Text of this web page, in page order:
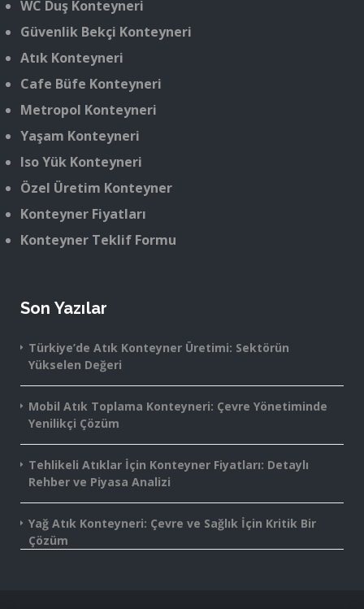
WC Duş Konteyneri
Güvenlik Bekçi Konteyneri
Atık Konteyneri
Cafe Büfe Konteyneri
Metropol Konteyneri
Yaşam Konteyneri
Iso Yük Konteyneri
Özel Üretim Konteyner
Konteyner Fiyatları
Konteyner Teklif Formu
Son Yazılar
Türkiye’de Atık Konteyner Üretimi: Sektörün
Yükselen Değeri
Mobil Atık Toplama Konteyneri: Çevre Yönetiminde
Yenilikçi Çözüm
Tehlikeli Atıklar İçin Konteyner Fiyatları: Detaylı
Rehber ve Piyasa Analizi
Yağ Atık Konteyneri: Çevre ve Sağlık İçin Kritik Bir
Çözüm